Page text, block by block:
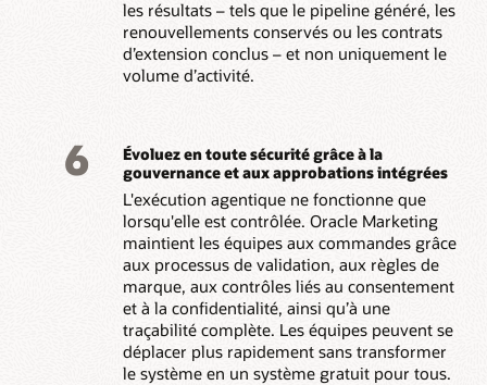
les résultats – tels que le pipeline généré, les
renouvellements conservés ou les contrats
d’extension conclus – et non uniquement le
volume d’activité.
6
Évoluez en toute sécurité grâce à la
gouvernance et aux approbations intégrées
L'exécution agentique ne fonctionne que
lorsqu'elle est contrôlée. Oracle Marketing
maintient les équipes aux commandes grâce
aux processus de validation, aux règles de
marque, aux contrôles liés au consentement
et à la confidentialité, ainsi qu’à une
traçabilité complète. Les équipes peuvent se
déplacer plus rapidement sans transformer
le système en un système gratuit pour tous.